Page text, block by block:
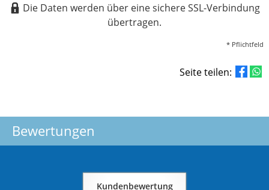
Die Daten werden über eine sichere SSL-Verbindung
übertragen.
* Pflichtfeld
Seite teilen:
Bewertungen
Kundenbewertung